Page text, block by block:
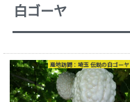
白ゴーヤ
産地訪問：埼玉 伝説の白ゴーヤ